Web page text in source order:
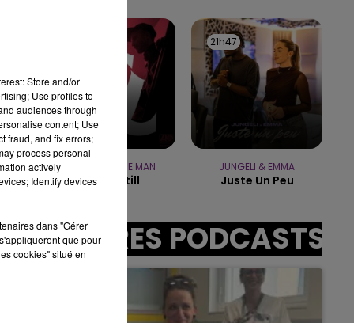
LA RADIO POP
PORTUGAL THE MAN
Feel It Still
21h47
21h47
JUNGELI & EMMA
Juste Un Peu
AUTRES PODCASTS
Store and/or
Use profiles to
audiences through
content; Use
fraud, and fix errors;
process personal
actively
Identify devices
dans "Gérer
que pour
cookies" situé en